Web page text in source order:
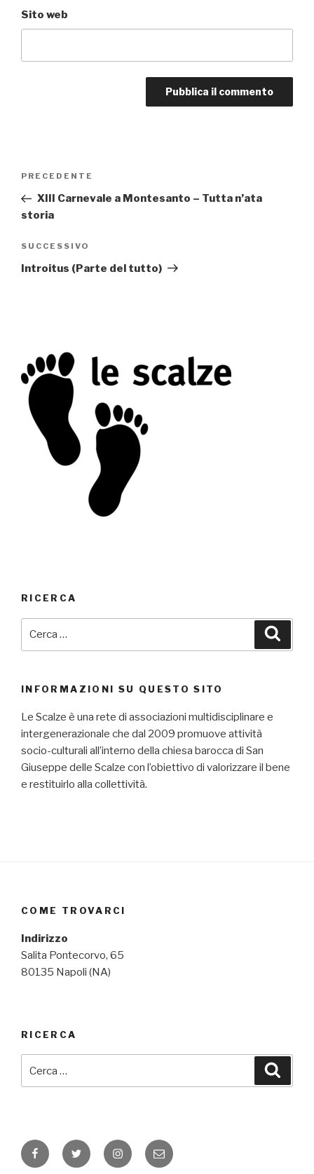
Sito web
Navigazione
Articolo
precedente:
PRECEDENTE
XIII Carnevale a Montesanto – Tutta n’ata
storia
Articolo
successivo
SUCCESSIVO
Introitus (Parte del tutto)
RICERCA
INFORMAZIONI SU QUESTO SITO
Le Scalze è una rete di associazioni multidisciplinare e
intergenerazionale che dal 2009 promuove attività
socio-culturali all’interno della chiesa barocca di San
Giuseppe delle Scalze con l’obiettivo di valorizzare il bene
e restituirlo alla collettività.
COME TROVARCI
Indirizzo
Salita Pontecorvo, 65
80135 Napoli (NA)
RICERCA
FacebookTwitter InstagramEmail